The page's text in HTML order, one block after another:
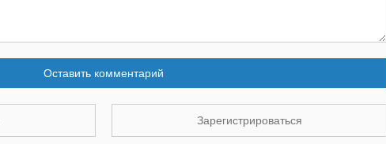
Оставить комментарий
Зарегистрироваться